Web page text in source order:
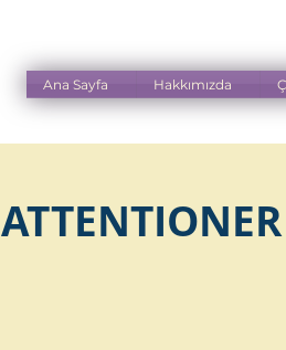
Ana Sayfa Hakkımızda